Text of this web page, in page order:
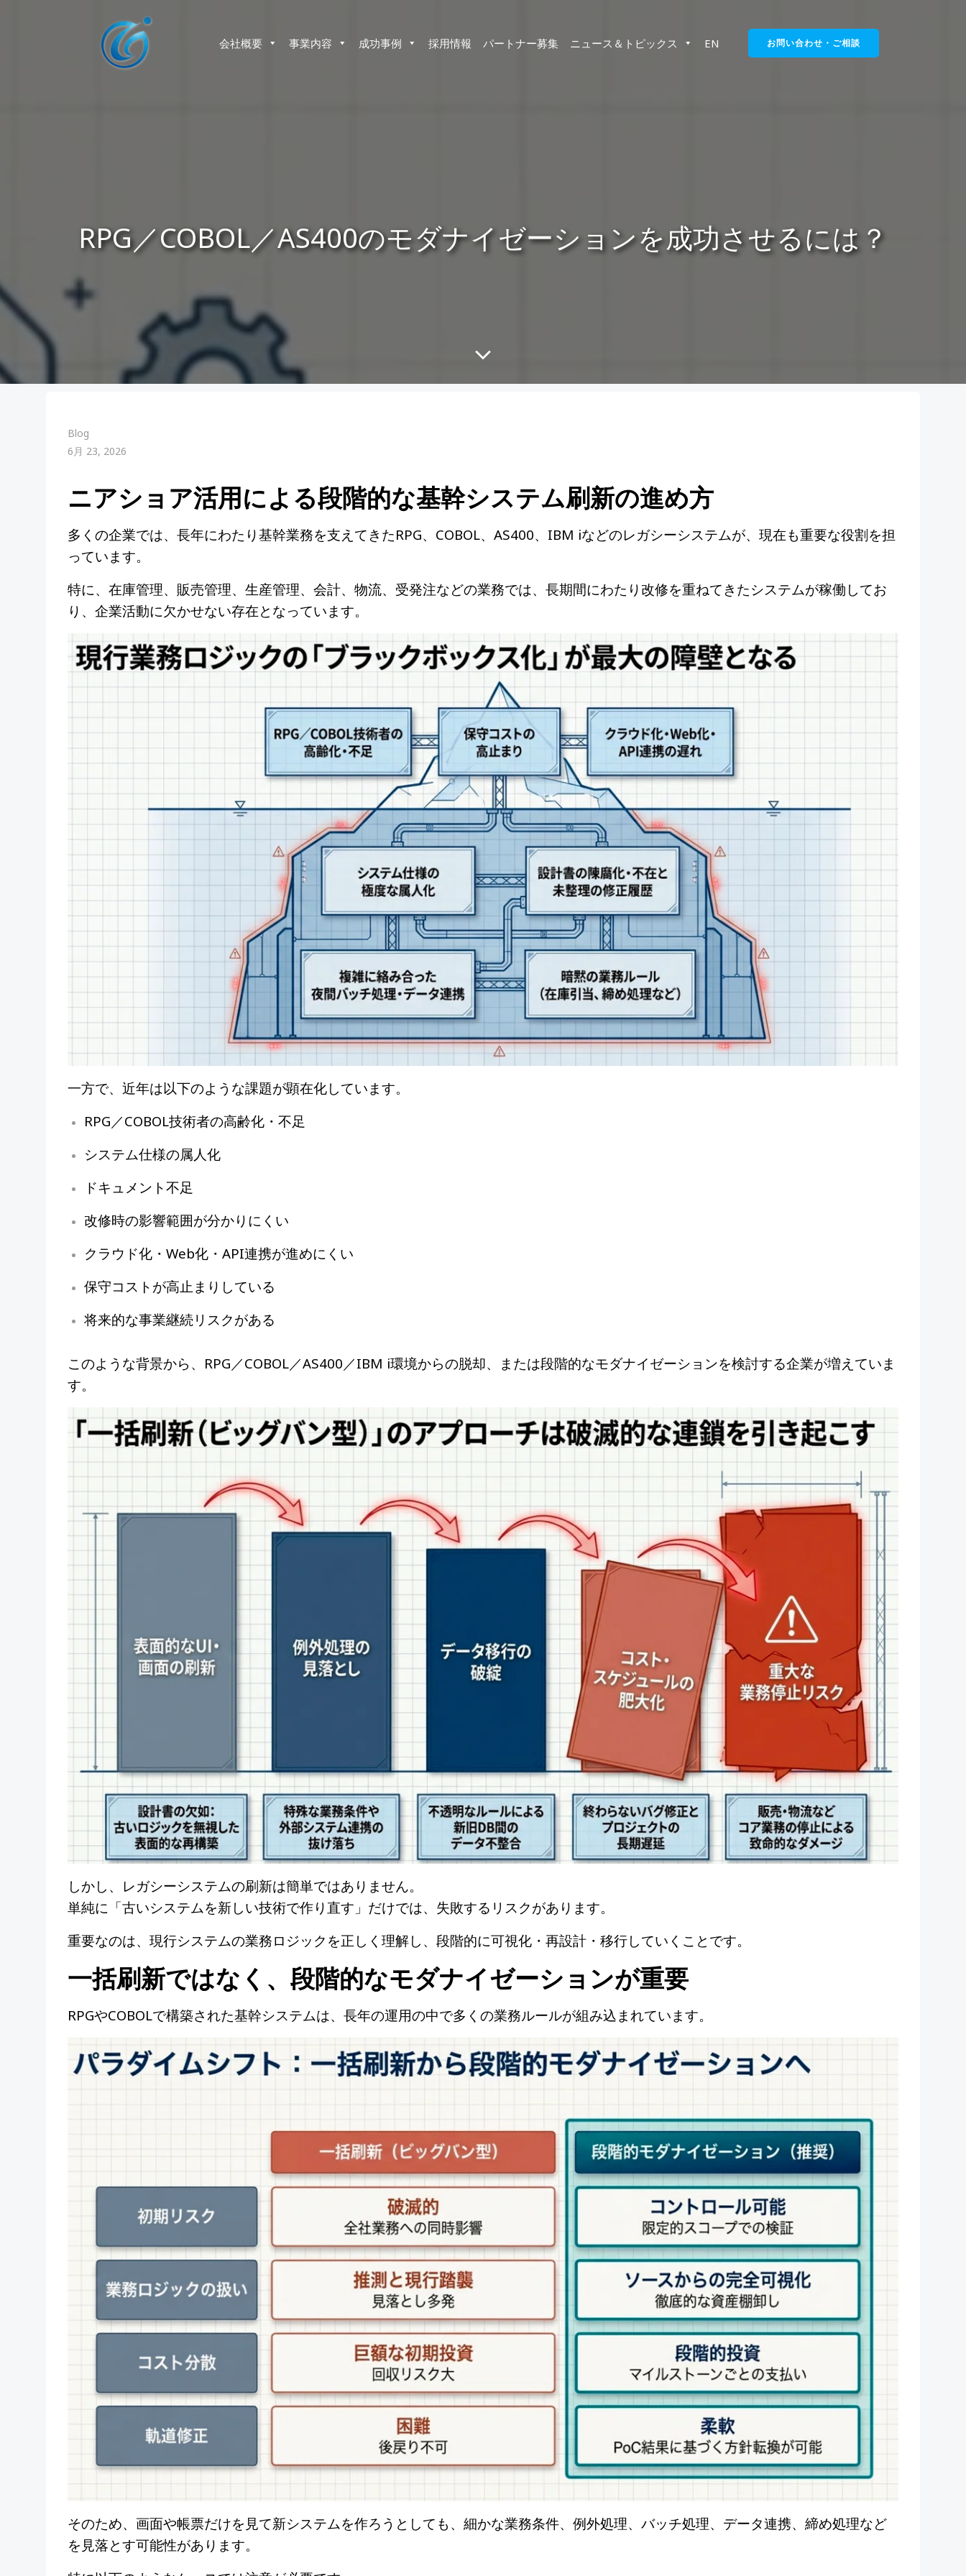
会社概要 事業内容 成功事例 採用情報 パートナー募集 ニュース＆トピックス EN お問い合わせ・ご相談
RPG／COBOL／AS400のモダナイゼーションを成功させるには？
Blog
6月 23, 2026
ニアショア活用による段階的な基幹システム刷新の進め方
多くの企業では、長年にわたり基幹業務を支えてきたRPG、COBOL、AS400、IBM iなどのレガシーシステムが、現在も重要な役割を担
っています。
特に、在庫管理、販売管理、生産管理、会計、物流、受発注などの業務では、長期間にわたり改修を重ねてきたシステムが稼働してお
り、企業活動に欠かせない存在となっています。
一方で、近年は以下のような課題が顕在化しています。
RPG／COBOL技術者の高齢化・不足
システム仕様の属人化
ドキュメント不足
改修時の影響範囲が分かりにくい
クラウド化・Web化・API連携が進めにくい
保守コストが高止まりしている
将来的な事業継続リスクがある
このような背景から、RPG／COBOL／AS400／IBM i環境からの脱却、または段階的なモダナイゼーションを検討する企業が増えていま
す。
しかし、レガシーシステムの刷新は簡単ではありません。
単純に「古いシステムを新しい技術で作り直す」だけでは、失敗するリスクがあります。
重要なのは、現行システムの業務ロジックを正しく理解し、段階的に可視化・再設計・移行していくことです。
一括刷新ではなく、段階的なモダナイゼーションが重要
RPGやCOBOLで構築された基幹システムは、長年の運用の中で多くの業務ルールが組み込まれています。
そのため、画面や帳票だけを見て新システムを作ろうとしても、細かな業務条件、例外処理、バッチ処理、データ連携、締め処理など
を見落とす可能性があります。